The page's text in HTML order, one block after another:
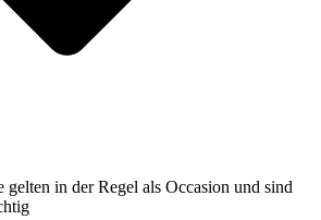
gelten in der Regel als Occasion und sind